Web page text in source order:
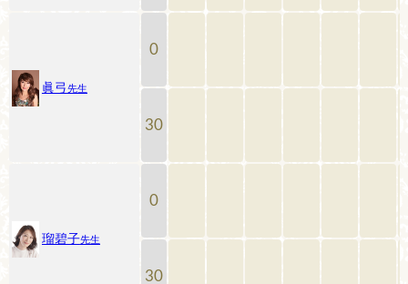
眞弓先生
0
30
瑠碧子先生
0
30